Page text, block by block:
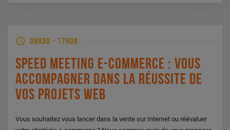
08H30 - 17H00
SPEED MEETING E-COMMERCE : VOUS
ACCOMPAGNER DANS LA RÉUSSITE DE
VOS PROJETS WEB
Vous souhaitez vous lancer dans la vente sur Internet ou réévaluer